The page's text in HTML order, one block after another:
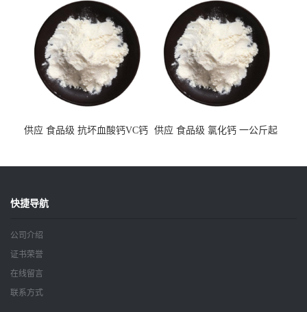
供应 食品级 抗坏血酸钙VC钙 供应 食品级 氯化钙 一公斤起
快捷导航
公司介绍
证书荣誉
在线留言
联系方式